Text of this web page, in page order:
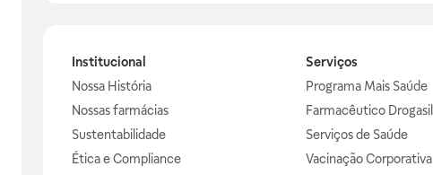
Institucional
Nossa História
Nossas farmácias
Sustentabilidade
Ética e Compliance
Serviços
Programa Mais Saúde
Farmacêutico Drogasil
Serviços de Saúde
Vacinação Corporativa